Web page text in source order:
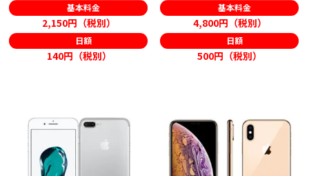
基本料金
2,150円（税別）
日額
140円（税別）
基本料金
4,800円（税別）
日額
500円（税別）